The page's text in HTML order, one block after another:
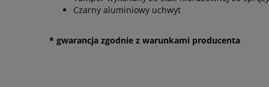
Czarny aluminiowy uchwyt
* gwarancja zgodnie z warunkami producenta